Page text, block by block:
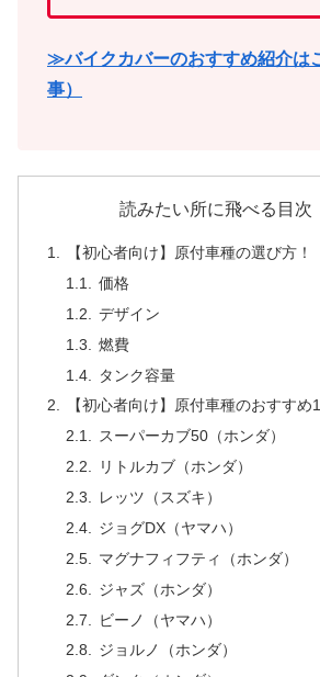
≫バイクカバーのおすすめ紹介は
事）
読みたい所に飛べる目次
【初心者向け】原付車種の選び方！
価格
デザイン
燃費
タンク容量
【初心者向け】原付車種のおすすめ
スーパーカブ50（ホンダ）
リトルカブ（ホンダ）
レッツ（スズキ）
ジョグDX（ヤマハ）
マグナフィフティ（ホンダ）
ジャズ（ホンダ）
ビーノ（ヤマハ）
ジョルノ（ホンダ）